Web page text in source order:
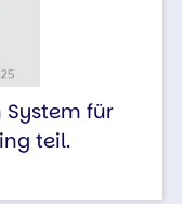
für
teil.